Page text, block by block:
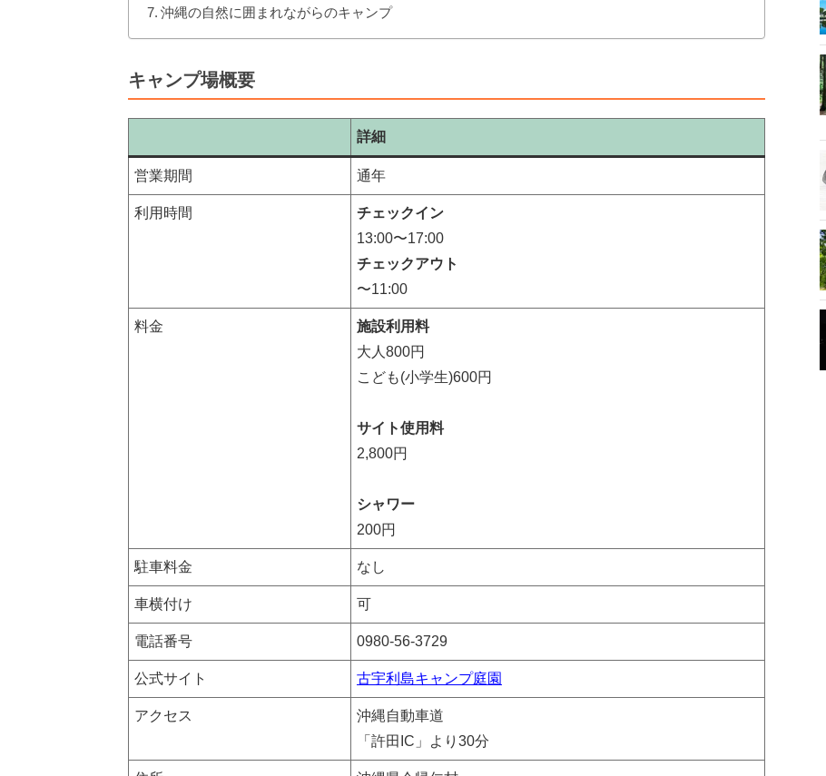
沖縄の自然に囲まれながらのキャンプ
キャンプ場概要
詳細
営業期間 通年
利用時間
チェックイン
13:00〜17:00
チェックアウト
〜11:00
料金
施設利用料
大人800円
こども(小学生)600円
サイト使用料
2,800円
シャワー
200円
駐車料金 なし
車横付け 可
電話番号 0980-56-3729
公式サイト 古宇利島キャンプ庭園
アクセス
沖縄自動車道
「許田IC」より30分